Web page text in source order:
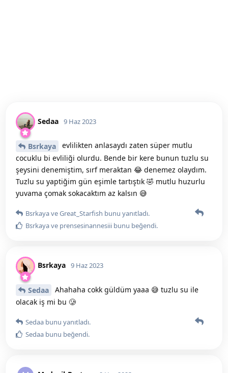
Sedaa 9 Haz 2023
Bsrkaya
evlilikten anlasaydı zaten süper mutlu
cocuklu bi evliliği olurdu. Bende bir kere bunun tuzlu su
şeysini denemiştim, sırf meraktan 😂 denemez olaydım.
Tuzlu su yaptiğim gün eşimle tartıştık 🤣 mutlu huzurlu
yuvama çomak sokacaktım az kalsın 😅
BsrkayaveGreat_Starfish bunu yanıtladı.
Bsrkayave prensesinannesiii bunu beğendi.
Bsrkaya 9 Haz 2023
Sedaa
Ahahaha cokk güldüm yaaa 😅 tuzlu su ile
olacak iş mi bu 🥲
Sedaa bunu yanıtladı.
Sedaa bunu beğendi.